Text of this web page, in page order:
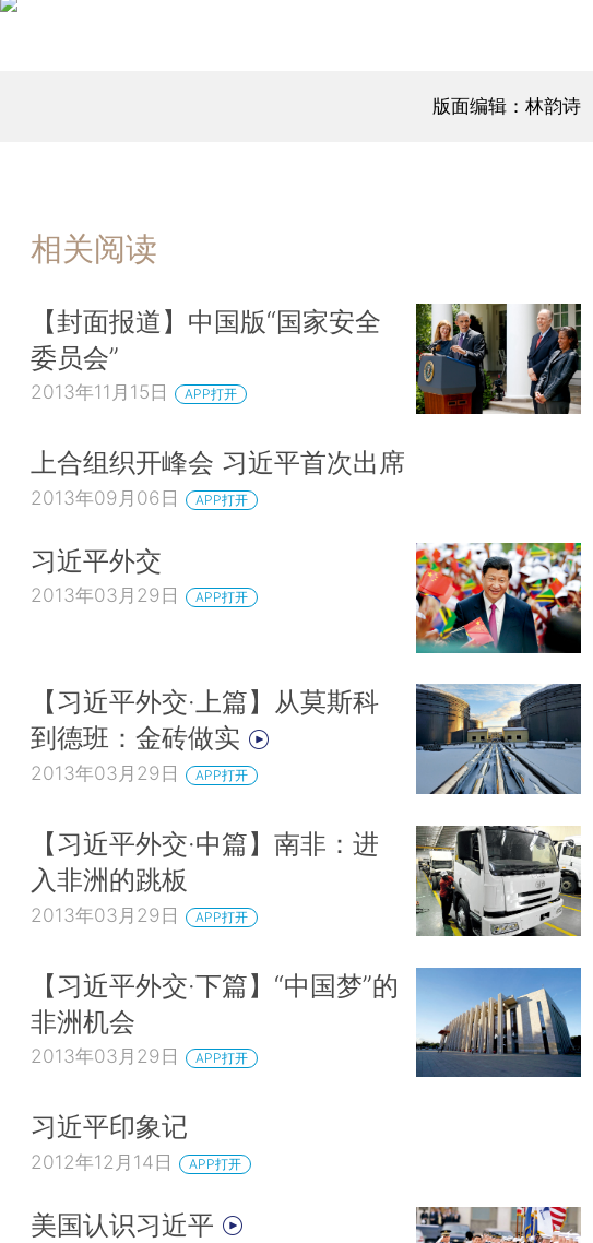
版面编辑：林韵诗
相关阅读
【封面报道】中国版“国家安全
委员会”
2013年11月15日 APP打开
上合组织开峰会 习近平首次出席
2013年09月06日 APP打开
习近平外交
2013年03月29日 APP打开
【习近平外交·上篇】从莫斯科
到德班：金砖做实
2013年03月29日 APP打开
【习近平外交·中篇】南非：进
入非洲的跳板
2013年03月29日 APP打开
【习近平外交·下篇】“中国梦”的
非洲机会
2013年03月29日 APP打开
习近平印象记
2012年12月14日 APP打开
美国认识习近平